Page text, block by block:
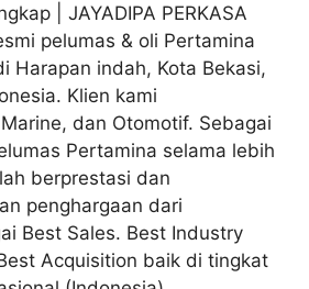
| JAYADIPA PERKASA
pelumas & oli Pertamina
Harapan indah, Kota Bekasi,
Klien kami
dan Otomotif. Sebagai
Pertamina selama lebih
berprestasi dan
penghargaan dari
Best Sales. Best Industry
Acquisition baik di tingkat